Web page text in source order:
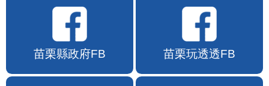
苗栗縣政府FB 苗栗玩透透FB